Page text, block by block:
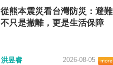
從熊本震災看台灣防災：避難
不只是撤離，更是生活保障
洪昱睿 2026-08-05